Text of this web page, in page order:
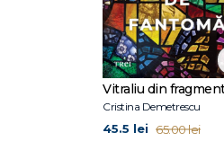
Cristina Demetrescu
45.5 lei 65.00 lei